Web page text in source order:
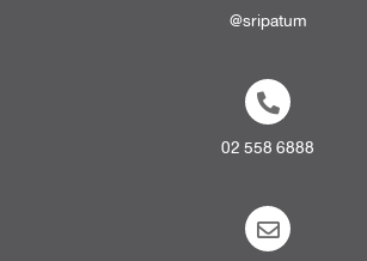
@sripatum
02 558 6888